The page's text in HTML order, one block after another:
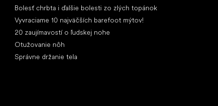
Bolesť chrbta i ďalšie bolesti zo zlých topánok
Vyvraciame 10 najväčších barefoot mýtov!
20 zaujímavostí o ľudskej nohe
Otužovanie nôh
Správne držanie tela